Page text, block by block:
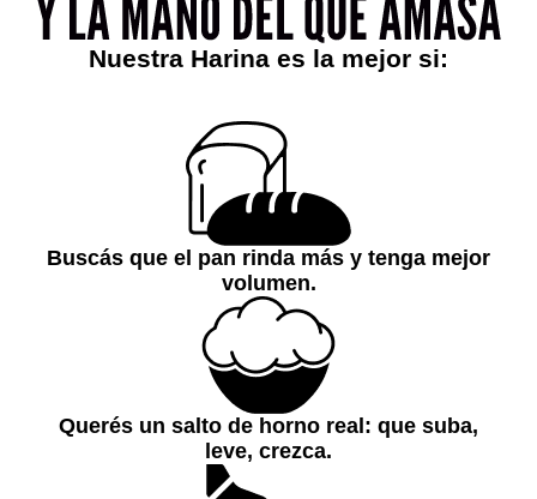
Nuestra Harina es la mejor si:
Buscás que el pan rinda más y tenga mejor
volumen.
Querés un salto de horno real: que suba,
leve, crezca.